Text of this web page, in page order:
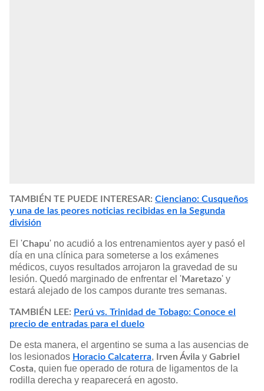
TAMBIÉN TE PUEDE INTERESAR: Cienciano: Cusqueños
y una de las peores noticias recibidas en la Segunda
división
El 'Chapu' no acudió a los entrenamientos ayer y pasó el
día en una clínica para someterse a los exámenes
médicos, cuyos resultados arrojaron la gravedad de su
lesión. Quedó marginado de enfrentar el 'Maretazo' y
estará alejado de los campos durante tres semanas.
TAMBIÉN LEE: Perú vs. Trinidad de Tobago: Conoce el
precio de entradas para el duelo
De esta manera, el argentino se suma a las ausencias de
los lesionados Horacio Calcaterra, Irven Ávila y Gabriel
Costa, quien fue operado de rotura de ligamentos de la
rodilla derecha y reaparecerá en agosto.